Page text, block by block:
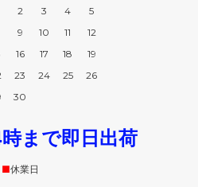
2 3 4
5
9 10 11
12
16 17 18
19
23 24 25
26
30
まで即日出荷
■休業日